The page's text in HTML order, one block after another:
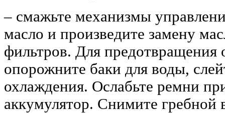
‒ смажьте механизмы
масло и произведите замену
фильтров. Для предотвращения
опорожните баки для воды,
охлаждения. Ослабьте ремни
аккумулятор. Снимите гребной